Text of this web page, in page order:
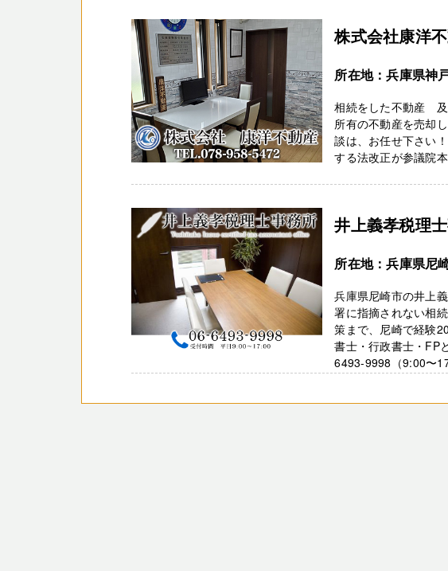
株式会社康洋
所在地：兵庫県神
相続をした不動産
所有の不動産を売却
談は、お任せ下さい
する法改正が参議院
井上義孝税理
所在地：兵庫県尼
兵庫県尼崎市の井上
署に指摘されない相
策まで、尼崎で経験
書士・行政書士・FP
6493-9998（9:00〜